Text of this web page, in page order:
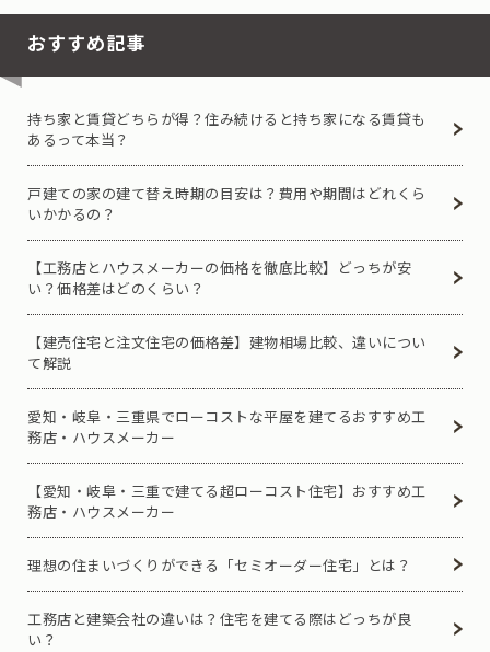
おすすめ記事
持ち家と賃貸どちらが得？住み続けると持ち家になる賃貸も
あるって本当？
戸建ての家の建て替え時期の目安は？費用や期間はどれくら
いかかるの？
【工務店とハウスメーカーの価格を徹底比較】どっちが安
い？価格差はどのくらい？
【建売住宅と注文住宅の価格差】建物相場比較、違いについ
て解説
愛知・岐阜・三重県でローコストな平屋を建てるおすすめ工
務店・ハウスメーカー
【愛知・岐阜・三重で建てる超ローコスト住宅】おすすめ工
務店・ハウスメーカー
理想の住まいづくりができる「セミオーダー住宅」とは？
工務店と建築会社の違いは？住宅を建てる際はどっちが良
い？